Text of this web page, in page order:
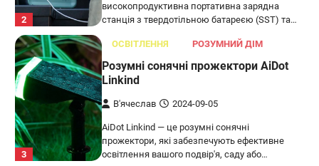
2
високопродуктивна портативна зарядна
станція з твердотільною батареєю (SST) та…
3
ОСВІТЛЕННЯ РОЗУМНИЙ ДІМ
Розумні сонячні прожектори AiDot
Linkind
В'ячеслав 2024-09-05
AiDot Linkind — це розумні сонячні
прожектори, які забезпечують ефективне
освітлення вашого подвір'я, саду або…